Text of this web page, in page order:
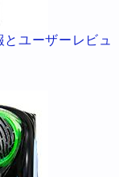
ユーザーレビュ